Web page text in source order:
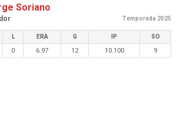
Soriano
Temporada 2025
L ERA G IP SO
0 6.97 12 10.100 9